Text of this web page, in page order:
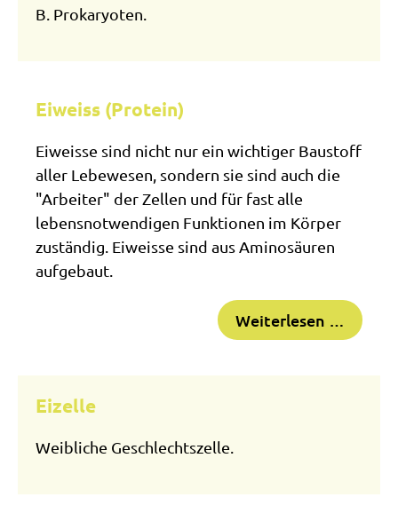
B. Prokaryoten.
Eiweiss (Protein)
Eiweisse sind nicht nur ein wichtiger Baustoff
aller Lebewesen, sondern sie sind auch die
"Arbeiter" der Zellen und für fast alle
lebensnotwendigen Funktionen im Körper
zuständig. Eiweisse sind aus Aminosäuren
aufgebaut.
Weiterlesen …
Eizelle
Weibliche Geschlechtszelle.